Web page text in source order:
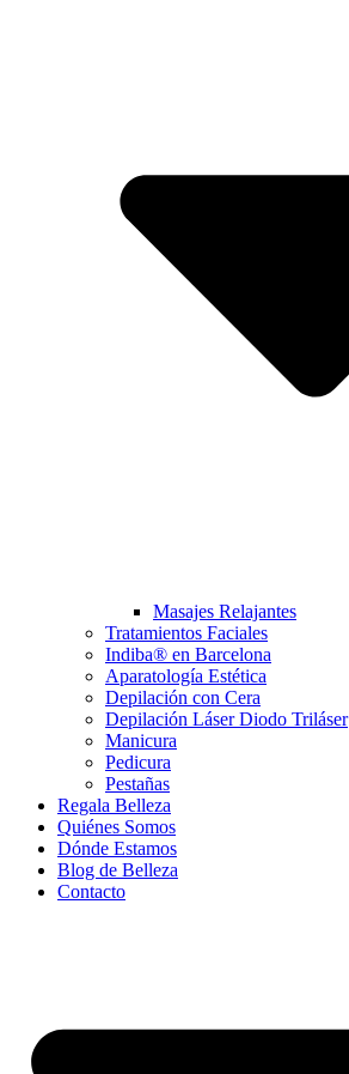
Masajes Relajantes
Tratamientos Faciales
Indiba® en Barcelona
Aparatología Estética
Depilación con Cera
Depilación Láser Diodo Triláser
Manicura
Pedicura
Pestañas
Regala Belleza
Quiénes Somos
Dónde Estamos
Blog de Belleza
Contacto